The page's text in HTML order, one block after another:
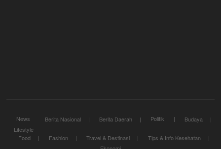
News Berita Nasional Berita Daerah Politik
Budaya
Lifestyle
Food
Fashion Travel & Destinasi
Tips & Info Kesehatan